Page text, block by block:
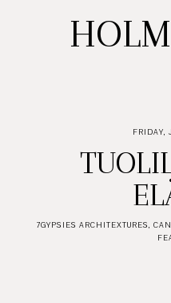
FRIDAY,
7GYPSIES ARCHITEXTURES,